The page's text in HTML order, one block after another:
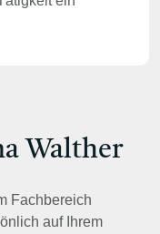
Walther
Fachbereich
auf Ihrem